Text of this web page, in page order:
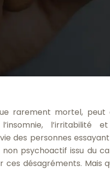
rarement mortel,
des personnes
psychoactif issu du
désagréments. Mais